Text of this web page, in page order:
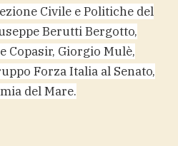
Civile e Politiche del
Berutti Bergotto,
Copasir, Giorgio Mulè,
Forza Italia al Senato,
del Mare.